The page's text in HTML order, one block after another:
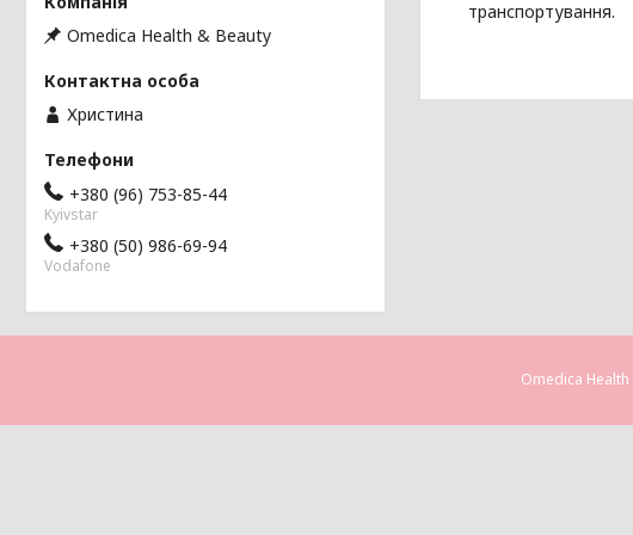
транспортування.
Omedica Health & Beauty
Христина
+380 (96) 753-85-44
Kyivstar
+380 (50) 986-69-94
Vodafone